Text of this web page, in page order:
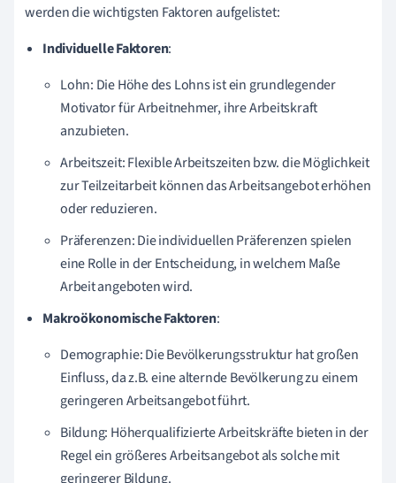
werden die wichtigsten Faktoren aufgelistet:
Individuelle Faktoren:
Lohn: Die Höhe des Lohns ist ein grundlegender
Motivator für Arbeitnehmer, ihre Arbeitskraft
anzubieten.
Arbeitszeit: Flexible Arbeitszeiten bzw. die Möglichkeit
zur Teilzeitarbeit können das Arbeitsangebot erhöhen
oder reduzieren.
Präferenzen: Die individuellen Präferenzen spielen
eine Rolle in der Entscheidung, in welchem Maße
Arbeit angeboten wird.
Makroökonomische Faktoren:
Demographie: Die Bevölkerungsstruktur hat großen
Einfluss, da z.B. eine alternde Bevölkerung zu einem
geringeren Arbeitsangebot führt.
Bildung: Höherqualifizierte Arbeitskräfte bieten in der
Regel ein größeres Arbeitsangebot als solche mit
geringerer Bildung.